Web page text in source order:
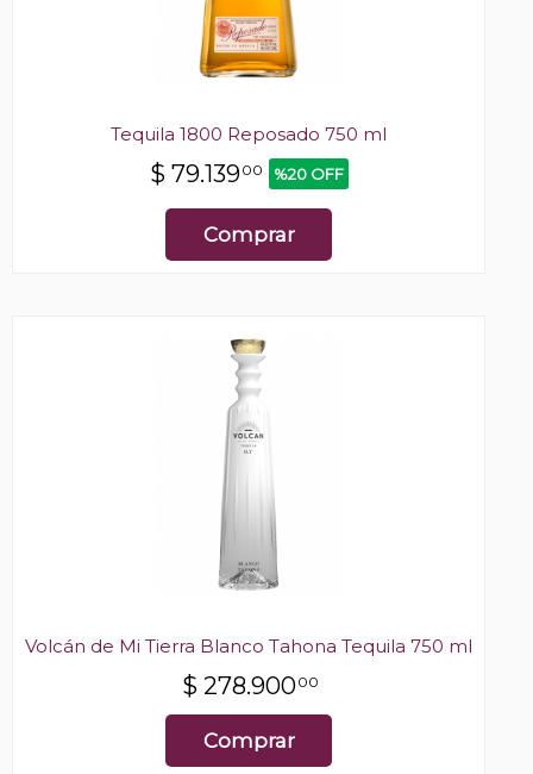
Tequila 1800 Reposado 750 ml
$ 79.13900 %20 OFF
Comprar
Volcán de Mi Tierra Blanco Tahona Tequila 750 ml
$ 278.90000
Comprar